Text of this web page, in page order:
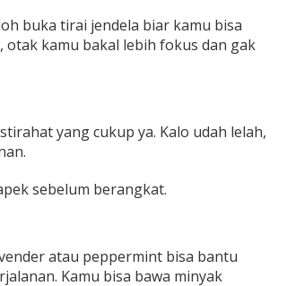
buka tirai jendela biar kamu bisa
kamu bakal lebih fokus dan gak
yang cukup ya. Kalo udah lelah,
sebelum berangkat.
atau peppermint bisa bantu
Kamu bisa bawa minyak